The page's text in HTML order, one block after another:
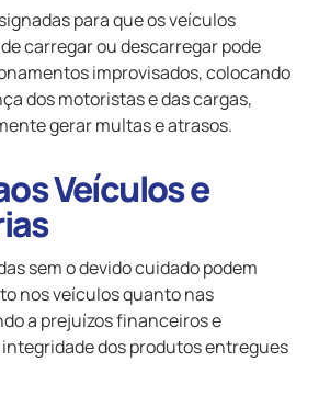
para que os veículos
carregar ou descarregar pode
improvisados, colocando
dos motoristas e das cargas,
gerar multas e atrasos.
Veículos e
sem o devido cuidado podem
nos veículos quanto nas
a prejuízos financeiros e
dos produtos entregues